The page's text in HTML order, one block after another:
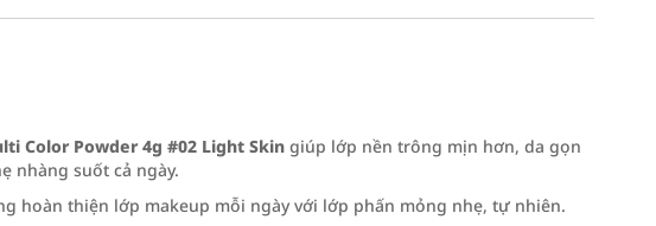
Color Powder 4g #02 Light Skin giúp lớp nền trông mịn hơn, da gọn
nhàng suốt cả ngày.
hoàn thiện lớp makeup mỗi ngày với lớp phấn mỏng nhẹ, tự nhiên.